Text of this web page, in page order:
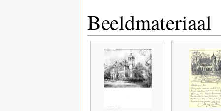
Beeldmateriaal